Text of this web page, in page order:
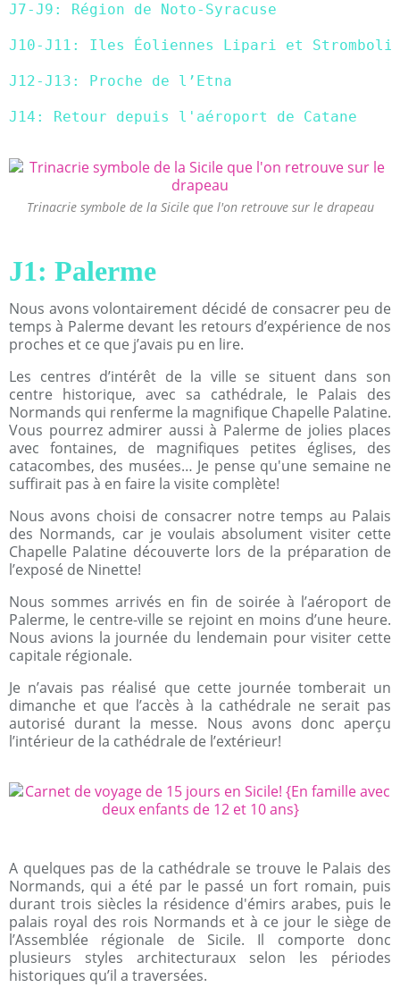
J7-J9: Région de Noto-Syracuse
J10-J11: Iles Éoliennes Lipari et Stromboli
J12-J13: Proche de l’Etna
J14: Retour depuis l'aéroport de Catane
Trinacrie symbole de la Sicile que l'on retrouve sur le drapeau
J1: Palerme
Nous avons volontairement décidé de consacrer peu de
temps à Palerme devant les retours d’expérience de nos
proches et ce que j’avais pu en lire.
Les centres d’intérêt de la ville se situent dans son
centre historique, avec sa cathédrale, le Palais des
Normands qui renferme la magnifique Chapelle Palatine.
Vous pourrez admirer aussi à Palerme de jolies places
avec fontaines, de magnifiques petites églises, des
catacombes, des musées… Je pense qu'une semaine ne
suffirait pas à en faire la visite complète!
Nous avons choisi de consacrer notre temps au Palais
des Normands, car je voulais absolument visiter cette
Chapelle Palatine découverte lors de la préparation de
l’exposé de Ninette!
Nous sommes arrivés en fin de soirée à l’aéroport de
Palerme, le centre-ville se rejoint en moins d’une heure.
Nous avions la journée du lendemain pour visiter cette
capitale régionale.
Je n’avais pas réalisé que cette journée tomberait un
dimanche et que l’accès à la cathédrale ne serait pas
autorisé durant la messe. Nous avons donc aperçu
l’intérieur de la cathédrale de l’extérieur!
A quelques pas de la cathédrale se trouve le Palais des
Normands, qui a été par le passé un fort romain, puis
durant trois siècles la résidence d'émirs arabes, puis le
palais royal des rois Normands et à ce jour le siège de
l’Assemblée régionale de Sicile. Il comporte donc
plusieurs styles architecturaux selon les périodes
historiques qu’il a traversées.